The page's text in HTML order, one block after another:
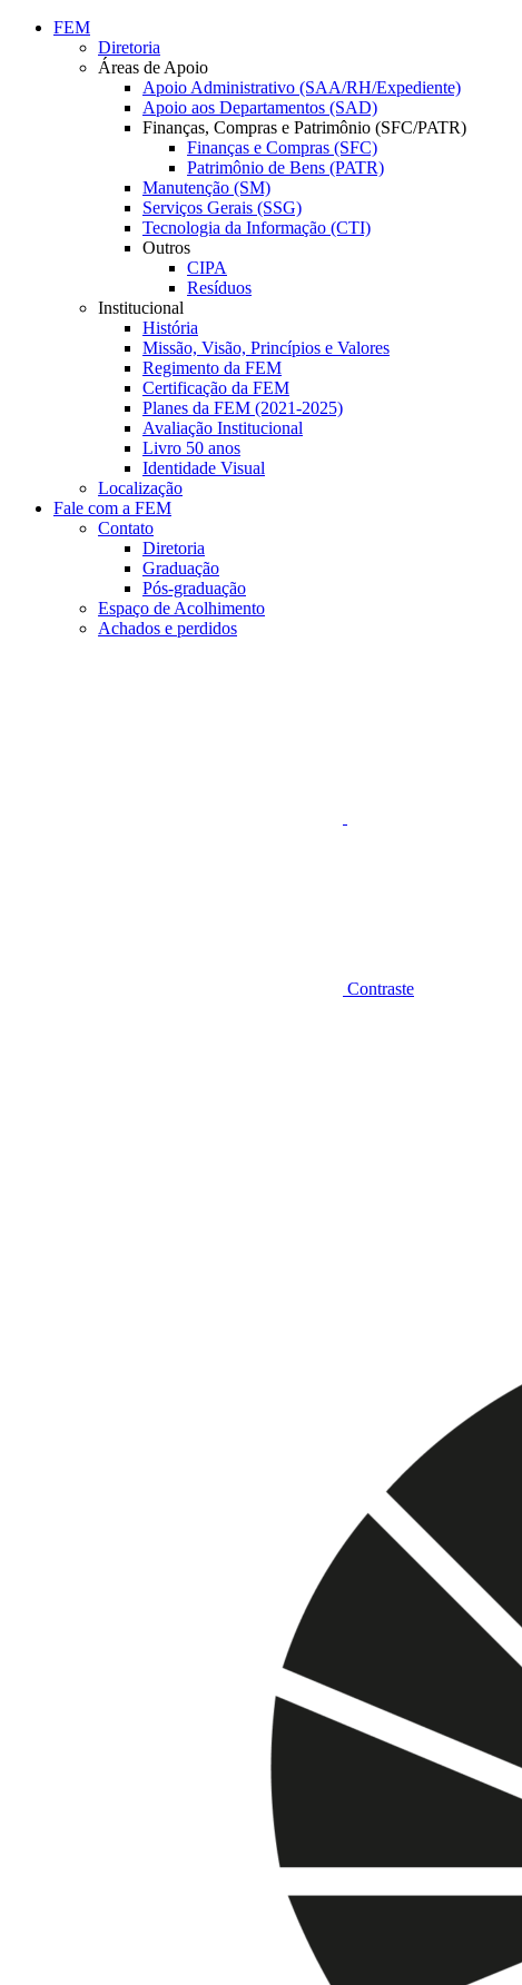
Conteúdo principal
FEM
Diretoria
Áreas de Apoio
Apoio Administrativo (SAA/RH/Expediente)
Apoio aos Departamentos (SAD)
Finanças, Compras e Patrimônio (SFC/PATR)
Finanças e Compras (SFC)
Patrimônio de Bens (PATR)
Manutenção (SM)
Serviços Gerais (SSG)
Tecnologia da Informação (CTI)
Outros
CIPA
Resíduos
Institucional
História
Missão, Visão, Princípios e Valores
Regimento da FEM
Certificação da FEM
Planes da FEM (2021-2025)
Avaliação Institucional
Livro 50 anos
Identidade Visual
Localização
Fale com a FEM
Contato
Diretoria
Graduação
Pós-graduação
Espaço de Acolhimento
Achados e perdidos
Contraste